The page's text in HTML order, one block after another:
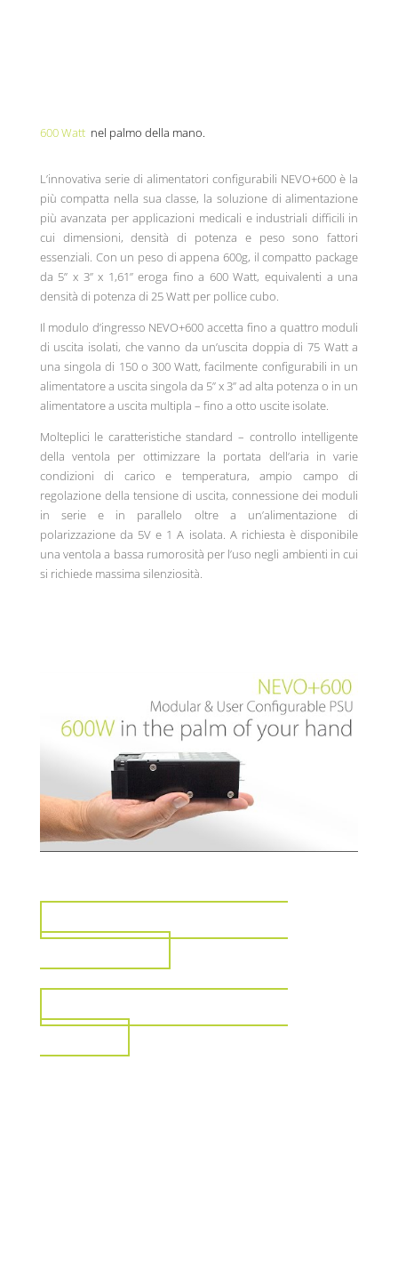
600 Watt nel palmo della mano.
L’innovativa serie di alimentatori configurabili NEVO+600 è la
più compatta nella sua classe, la soluzione di alimentazione
più avanzata per applicazioni medicali e industriali difficili in
cui dimensioni, densità di potenza e peso sono fattori
essenziali. Con un peso di appena 600g, il compatto package
da 5” x 3” x 1,61” eroga fino a 600 Watt, equivalenti a una
densità di potenza di 25 Watt per pollice cubo.
Il modulo d’ingresso NEVO+600 accetta fino a quattro moduli
di uscita isolati, che vanno da un’uscita doppia di 75 Watt a
una singola di 150 o 300 Watt, facilmente configurabili in un
alimentatore a uscita singola da 5” x 3” ad alta potenza o in un
alimentatore a uscita multipla – fino a otto uscite isolate.
Molteplici le caratteristiche standard – controllo intelligente
della ventola per ottimizzare la portata dell’aria in varie
condizioni di carico e temperatura, ampio campo di
regolazione della tensione di uscita, connessione dei moduli
in serie e in parallelo oltre a un’alimentazione di
polarizzazione da 5V e 1 A isolata. A richiesta è disponibile
una ventola a bassa rumorosità per l’uso negli ambienti in cui
si richiede massima silenziosità.